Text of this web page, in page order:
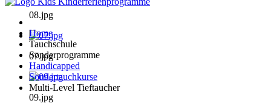
08.jpg
07.jpg
09.jpg
Home
Tauchschule
Sonderprogramme
Handicapped
Sondertauchkurse
Multi-Level Tieftaucher